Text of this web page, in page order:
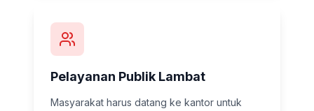
Pelayanan Publik Lambat
Masyarakat harus datang ke kantor untuk